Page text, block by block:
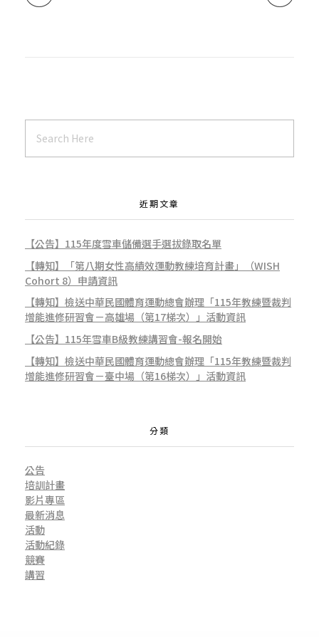
近期文章
【公告】115年度雪車儲備選手選拔錄取名單
【轉知】「第八期女性高績效運動教練培育計畫」（WISH
Cohort 8）申請資訊
【轉知】檢送中華民國體育運動總會辦理「115年教練暨裁判
增能進修研習會－高雄場（第17梯次）」活動資訊
【公告】115年雪車B級教練講習會-報名開始
【轉知】檢送中華民國體育運動總會辦理「115年教練暨裁判
增能進修研習會－臺中場（第16梯次）」活動資訊
分類
公告
培訓計畫
影片專區
最新消息
活動
活動紀錄
競賽
講習